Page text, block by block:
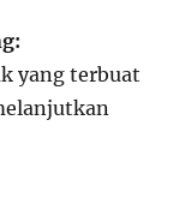
yang terbuat